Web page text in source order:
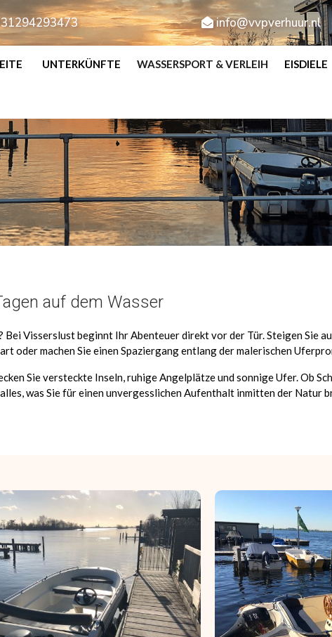
info@vvpverhuur.nl
UNTERKÜNFTE WASSERSPORT & VERLEIH EISDIELE
auf dem Wasser
Visserslust beginnt Ihr Abenteuer direkt vor der Tür. Steigen Sie
oder machen Sie einen Spaziergang entlang der malerischen
Sie versteckte Inseln, ruhige Angelplätze und sonnige Ufer. Ob
was Sie für einen unvergesslichen Aufenthalt inmitten der Natur